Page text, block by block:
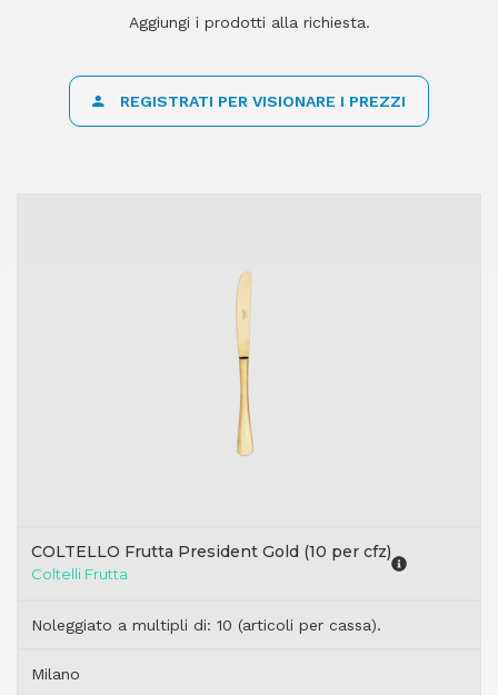
Aggiungi i prodotti alla richiesta.
REGISTRATI PER VISIONARE I PREZZI
COLTELLO Frutta President Gold (10 per cfz)
Coltelli Frutta
Noleggiato a multipli di: 10 (articoli per cassa).
Milano